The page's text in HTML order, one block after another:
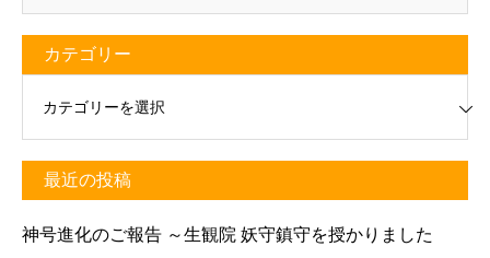
カテゴリー
最近の投稿
神号進化のご報告 ～生観院 妖守鎮守を授かりました